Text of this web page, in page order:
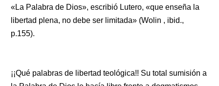
«La Palabra de Dios», escribió Lutero, «que enseña la
libertad plena, no debe ser limitada» (Wolin , ibid.,
p.155).
¡¡Qué palabras de libertad teológica!! Su total sumisión a